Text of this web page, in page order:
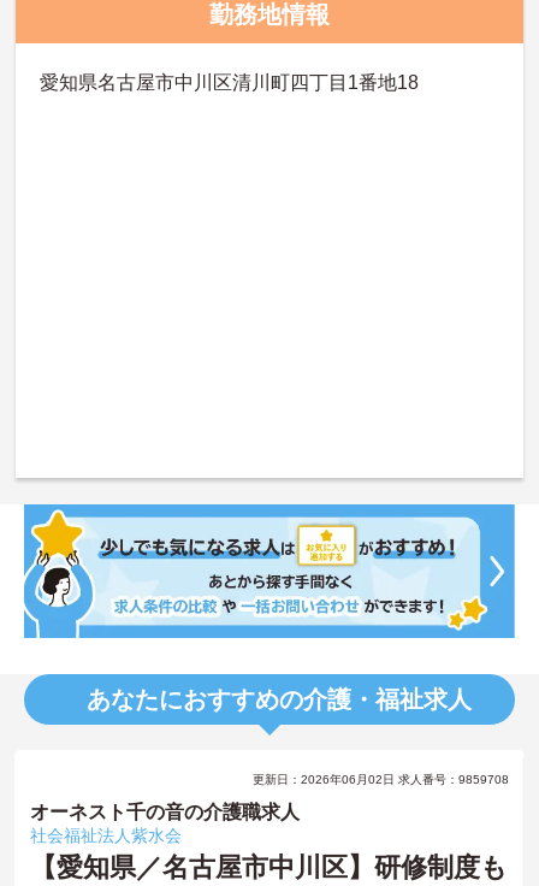
勤務地情報
愛知県名古屋市中川区清川町四丁目1番地18
あなたにおすすめの介護・福祉求人
更新日：2026年06月02日 求人番号：9859708
オーネスト千の音の介護職求人
社会福祉法人紫水会
【愛知県／名古屋市中川区】研修制度も